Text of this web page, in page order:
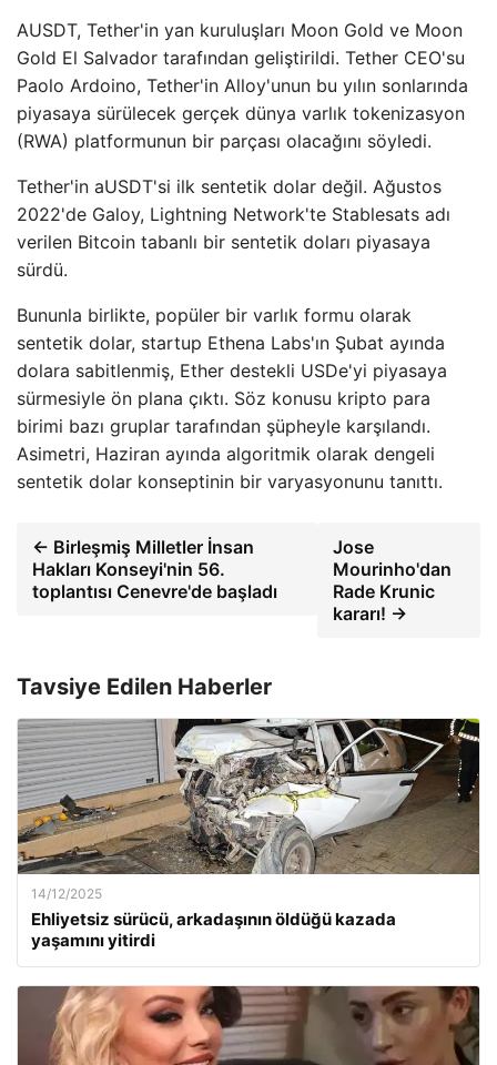
AUSDT, Tether'in yan kuruluşları Moon Gold ve Moon
Gold El Salvador tarafından geliştirildi. Tether CEO'su
Paolo Ardoino, Tether'in Alloy'unun bu yılın sonlarında
piyasaya sürülecek gerçek dünya varlık tokenizasyon
(RWA) platformunun bir parçası olacağını söyledi.
Tether'in aUSDT'si ilk sentetik dolar değil. Ağustos
2022'de Galoy, Lightning Network'te Stablesats adı
verilen Bitcoin tabanlı bir sentetik doları piyasaya
sürdü.
Bununla birlikte, popüler bir varlık formu olarak
sentetik dolar, startup Ethena Labs'ın Şubat ayında
dolara sabitlenmiş, Ether destekli USDe'yi piyasaya
sürmesiyle ön plana çıktı. Söz konusu kripto para
birimi bazı gruplar tarafından şüpheyle karşılandı.
Asimetri, Haziran ayında algoritmik olarak dengeli
sentetik dolar konseptinin bir varyasyonunu tanıttı.
← Birleşmiş Milletler İnsan
Hakları Konseyi'nin 56.
toplantısı Cenevre'de başladı
Jose
Mourinho'dan
Rade Krunic
kararı! →
Tavsiye Edilen Haberler
14/12/2025
Ehliyetsiz sürücü, arkadaşının öldüğü kazada
yaşamını yitirdi